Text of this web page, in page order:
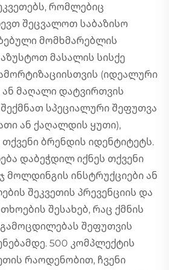
რომლებიც
შეცვალოთ საბაზისო
მომხმარებლის
მასალის სისქე
(იდეალური
ან მაღალი დატვირთვის
სპეციალური შეფუთვა
ან ქაღალდის ყუთი),
ბრენდის იდენტიტეტს.
დაბეჭდილ იქნეს თქვენი
მოლდინგის ინსტრუქციები ან
შეკვეთის პრევენციის და
შესახებ, რაც ქმნის
შეფუთვის
500 კომპლექტის
რაოდენობით, ჩვენი